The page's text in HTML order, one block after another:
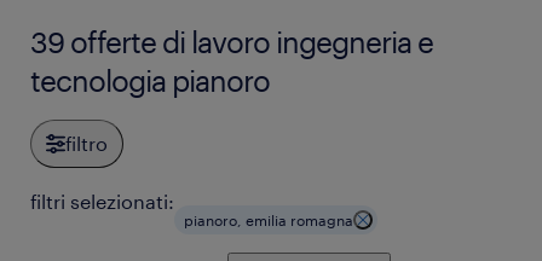
39 offerte di lavoro ingegneria e
tecnologia pianoro
filtro
filtri selezionati:
pianoro, emilia romagna